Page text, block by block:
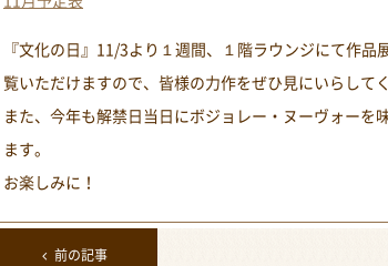
『文化の日』11/3より１週間、１階ラウンジにて作
覧いただけますので、皆様の力作をぜひ見にいらして
また、今年も解禁日当日にボジョレー・ヌーヴォーを
ます。
お楽しみに！
前の記事